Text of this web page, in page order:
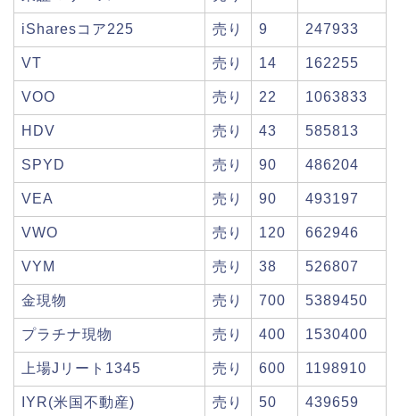
iSharesコア225 売り 9 247933
VT 売り 14 162255
VOO 売り 22 1063833
HDV 売り 43 585813
SPYD 売り 90 486204
VEA 売り 90 493197
VWO 売り 120 662946
VYM 売り 38 526807
金現物 売り 700 5389450
プラチナ現物 売り 400 1530400
上場Jリート1345 売り 600 1198910
IYR(米国不動産) 売り 50 439659